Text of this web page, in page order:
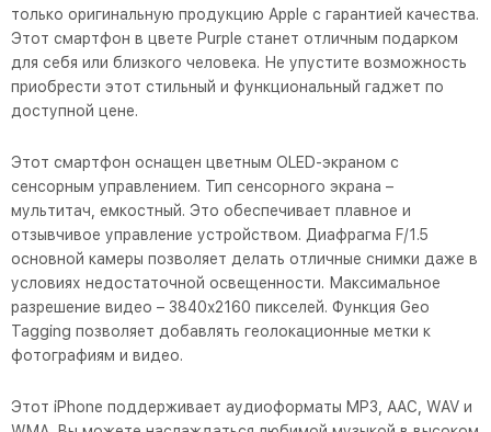
только оригинальную продукцию Apple с гарантией качества.
Этот смартфон в цвете Purple станет отличным подарком
для себя или близкого человека. Не упустите возможность
приобрести этот стильный и функциональный гаджет по
доступной цене.
Этот смартфон оснащен цветным OLED-экраном с
сенсорным управлением. Тип сенсорного экрана –
мультитач, емкостный. Это обеспечивает плавное и
отзывчивое управление устройством. Диафрагма F/1.5
основной камеры позволяет делать отличные снимки даже в
условиях недостаточной освещенности. Максимальное
разрешение видео – 3840x2160 пикселей. Функция Geo
Tagging позволяет добавлять геолокационные метки к
фотографиям и видео.
Этот iPhone поддерживает аудиоформаты MP3, AAC, WAV и